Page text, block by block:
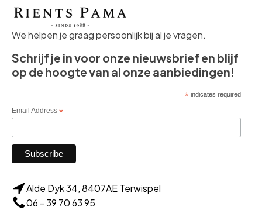
We helpen je graag persoonlijk bij al je vragen.
Schrijf je in voor onze nieuwsbrief en blijf
op de hoogte van al onze aanbiedingen!
*indicates required
Email Address *
Alde Dyk 34, 8407AE Terwispel
06 - 39 70 63 95